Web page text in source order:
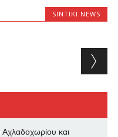
SINTIKI NEWS
και